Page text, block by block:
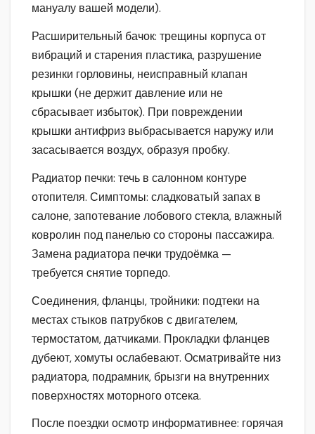
мануалу вашей модели).
Расширительный бачок: трещины корпуса от
вибраций и старения пластика, разрушение
резинки горловины, неисправный клапан
крышки (не держит давление или не
сбрасывает избыток). При повреждении
крышки антифриз выбрасывается наружу или
засасывается воздух, образуя пробку.
Радиатор печки: течь в салонном контуре
отопителя. Симптомы: сладковатый запах в
салоне, запотевание лобового стекла, влажный
ковролин под панелью со стороны пассажира.
Замена радиатора печки трудоёмка —
требуется снятие торпедо.
Соединения, фланцы, тройники: подтеки на
местах стыков патрубков с двигателем,
термостатом, датчиками. Прокладки фланцев
дубеют, хомуты ослабевают. Осматривайте низ
радиатора, подрамник, брызги на внутренних
поверхностях моторного отсека.
После поездки осмотр информативнее: горячая